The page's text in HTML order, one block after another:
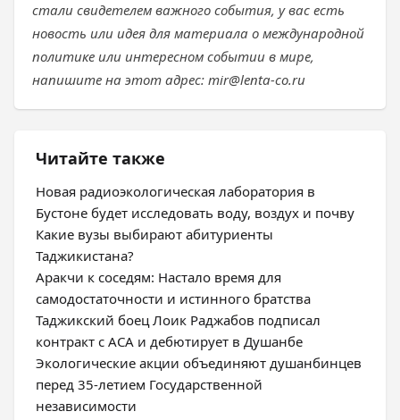
стали свидетелем важного события, у вас есть
новость или идея для материала о международной
политике или интересном событии в мире,
напишите на этот адрес: mir@lenta-co.ru
Читайте также
Новая радиоэкологическая лаборатория в
Бустоне будет исследовать воду, воздух и почву
Какие вузы выбирают абитуриенты
Таджикистана?
Аракчи к соседям: Настало время для
самодостаточности и истинного братства
Таджикский боец Лоик Раджабов подписал
контракт с ACA и дебютирует в Душанбе
Экологические акции объединяют душанбинцев
перед 35-летием Государственной
независимости